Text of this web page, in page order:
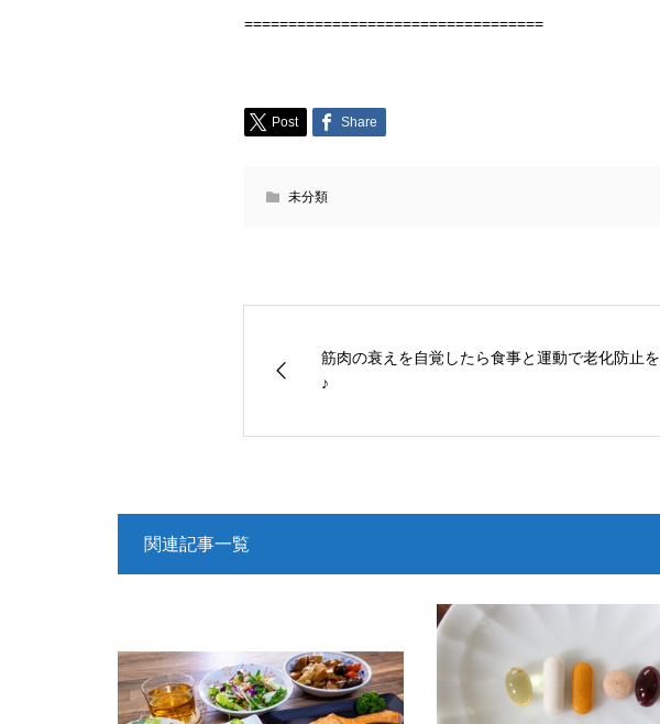
==================================
Post Share
未分類
筋肉の衰えを自覚したら食事と運動で老化防止を
♪
関連記事一覧